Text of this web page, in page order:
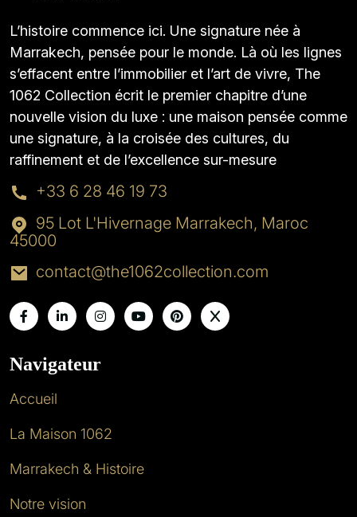
L’histoire commence ici. Une signature née à
Marrakech, pensée pour le monde. Là où les lignes
s’effacent entre l’immobilier et l’art de vivre, The
1062 Collection écrit le premier chapitre d’une
nouvelle vision du luxe : une maison pensée comme
une signature, à la croisée des cultures, du
raffinement et de l’excellence sur-mesure
+33 6 28 46 19 73
95 Lot L'Hivernage Marrakech, Maroc
45000
contact@the1062collection.com
Navigateur
Accueil
La Maison 1062
Marrakech & Histoire
Notre vision